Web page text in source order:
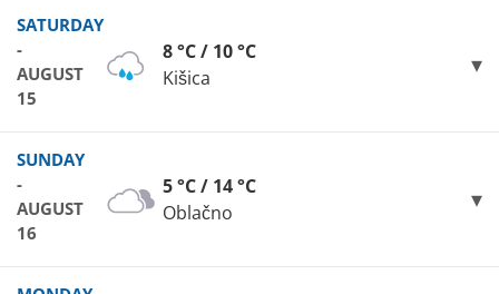
SATURDAY
-
AUGUST
15
8 °C / 10 °C
Kišica
SUNDAY
-
AUGUST
16
5 °C / 14 °C
Oblačno